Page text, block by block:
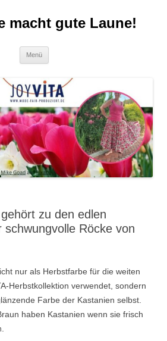
macht gute Laune!
Menü
zu den edlen
schwungvolle Röcke von
nur als Herbstfarbe für die weiten
Herbstkollektion verwendet, sondern
Farbe der Kastanien selbst.
haben Kastanien wenn sie frisch